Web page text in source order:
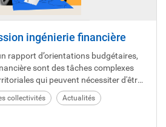
ingénierie financière
rapport d’orientations budgétaires,
sont des tâches complexes
qui peuvent nécessiter d'être
Mais où le trouver ? Découvrez
financière pour vous faciliter
collectivités Actualités